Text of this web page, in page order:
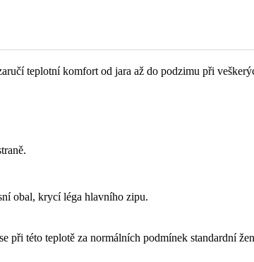
teplotní komfort od jara až do podzimu při
obal, krycí léga hlavního zipu.
při této teplotě za normálních podmínek standardní